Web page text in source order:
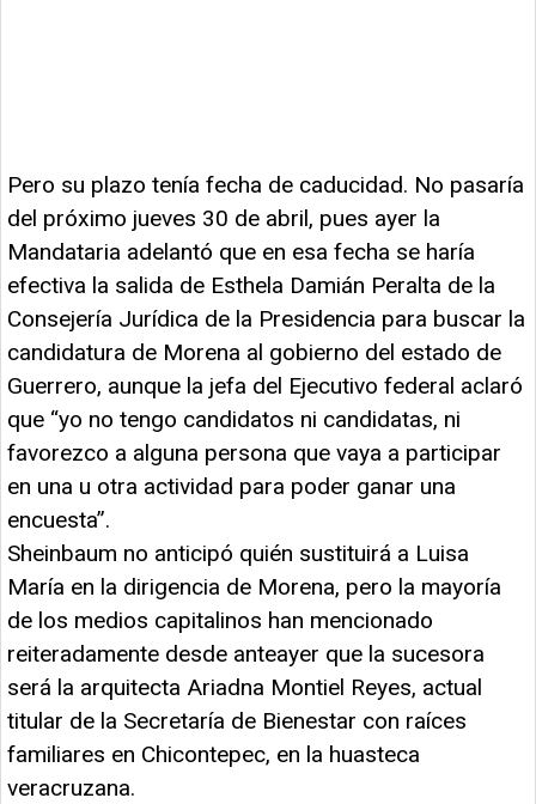
Pero su plazo tenía fecha de caducidad. No pasaría
del próximo jueves 30 de abril, pues ayer la
Mandataria adelantó que en esa fecha se haría
efectiva la salida de Esthela Damián Peralta de la
Consejería Jurídica de la Presidencia para buscar la
candidatura de Morena al gobierno del estado de
Guerrero, aunque la jefa del Ejecutivo federal aclaró
que “yo no tengo candidatos ni candidatas, ni
favorezco a alguna persona que vaya a participar
en una u otra actividad para poder ganar una
encuesta”.
Sheinbaum no anticipó quién sustituirá a Luisa
María en la dirigencia de Morena, pero la mayoría
de los medios capitalinos han mencionado
reiteradamente desde anteayer que la sucesora
será la arquitecta Ariadna Montiel Reyes, actual
titular de la Secretaría de Bienestar con raíces
familiares en Chicontepec, en la huasteca
veracruzana.